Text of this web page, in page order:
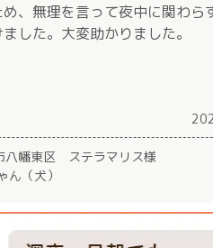
、無理を言って夜中に関わら
した。大変助かりました。
八幡東区 ステラマリス様
（犬）